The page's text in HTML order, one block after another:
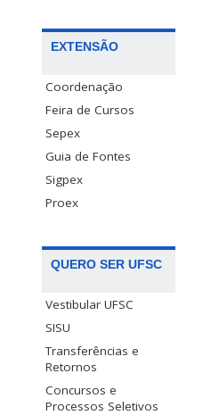
EXTENSÃO
Coordenação
Feira de Cursos
Sepex
Guia de Fontes
Sigpex
Proex
QUERO SER UFSC
Vestibular UFSC
SISU
Transferências e
Retornos
Concursos e
Processos Seletivos